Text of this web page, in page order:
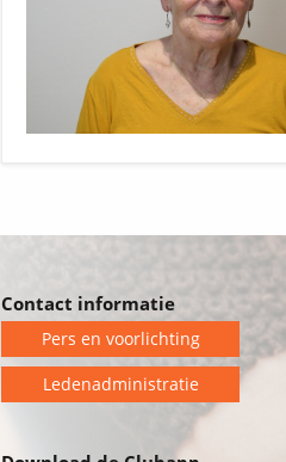
Contact informatie
Pers en voorlichting
Ledenadministratie